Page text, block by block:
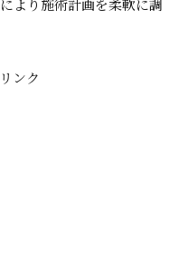
より施術計画を柔軟に調
ンク